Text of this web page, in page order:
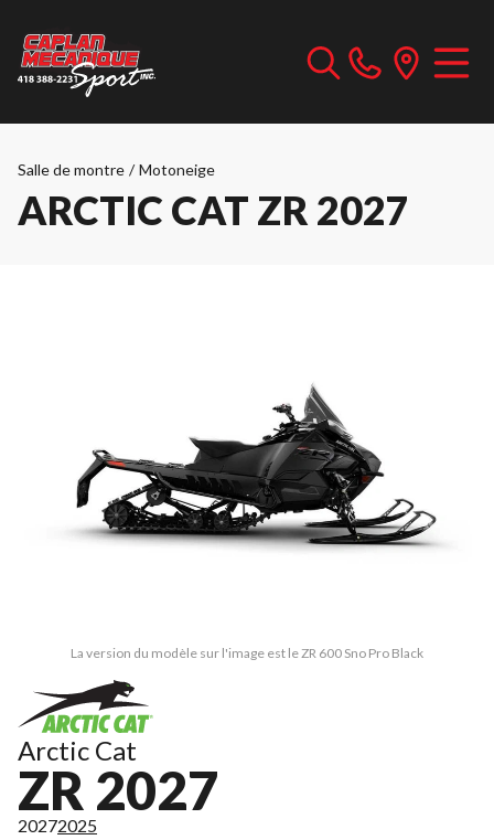
Salle de montre / Motoneige
ARCTIC CAT ZR 2027
La version du modèle sur l'image est le ZR 600 Sno Pro Black
Arctic Cat
ZR 2027
20272025